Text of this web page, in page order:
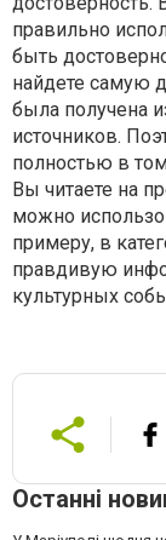
правильно
быть
найдете самую
была получена
источников.
полностью в
Вы читаете на
можно
примеру, в
правдивую
культурных
Останні